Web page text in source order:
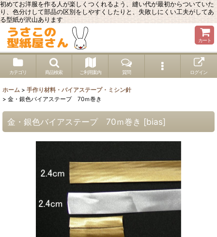
初めてお洋服を作る人が楽しくつくれるよう、縫い代が最初からついていた
り、色分けして部品の区別をしやすくしたりと、失敗しにくい工夫がしてあ
る型紙が沢山あります
カート
カテゴリ 商品検索 ご利用案内 質問 ログイン
ホーム > 手作り材料・バイアステープ・ミシン針
> 金・銀色バイアステープ 70ｍ巻き
金・銀色バイアステープ 70ｍ巻き [bias]